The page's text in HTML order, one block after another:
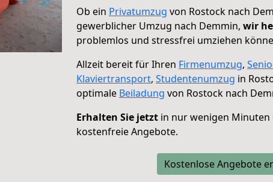
Ob ein Privatumzug von Rostock nach
gewerblicher Umzug nach Demmin, wir
problemlos und stressfrei umziehen
Allzeit bereit für Ihren Firmenumzug,
Klaviertransport, Studentenumzug in
optimale Beiladung von Rostock nach
Erhalten Sie jetzt in nur wenigen
kostenfreie Angebote.
Kostenlose Angebote